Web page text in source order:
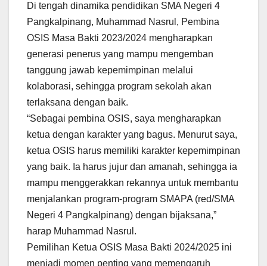
Di tengah dinamika pendidikan SMA Negeri 4
Pangkalpinang, Muhammad Nasrul, Pembina
OSIS Masa Bakti 2023/2024 mengharapkan
generasi penerus yang mampu mengemban
tanggung jawab kepemimpinan melalui
kolaborasi, sehingga program sekolah akan
terlaksana dengan baik.
“Sebagai pembina OSIS, saya mengharapkan
ketua dengan karakter yang bagus. Menurut saya,
ketua OSIS harus memiliki karakter kepemimpinan
yang baik. Ia harus jujur dan amanah, sehingga ia
mampu menggerakkan rekannya untuk membantu
menjalankan program-program SMAPA (red/SMA
Negeri 4 Pangkalpinang) dengan bijaksana,”
harap Muhammad Nasrul.
Pemilihan Ketua OSIS Masa Bakti 2024/2025 ini
menjadi momen penting yang memengaruh